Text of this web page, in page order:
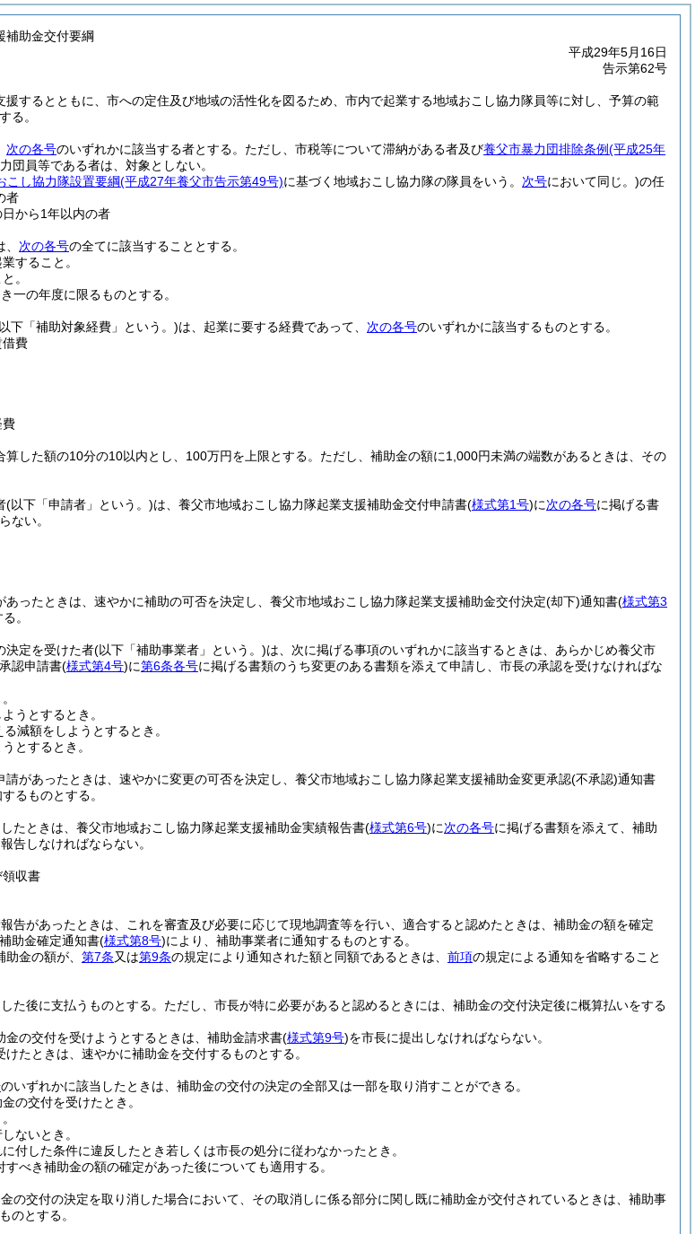
補助金交付要綱
平成29年5月16日
告示第62号
するとともに、市への定住及び地域の活性化を図るため、市内で起業する地域おこし協力隊員等に対し、予算の範
る。
次の各号のいずれかに該当する者とする。 ただし、市税等について滞納がある者及び養父市暴力団排除条例(平成25年
団員等である者は、対象としない。
こし協力隊設置要綱(平成27年養父市告示第49号)に基づく地域おこし協力隊の隊員をいう。 次号において同じ。)の任
者
から1年以内の者
次の各号の全てに該当することとする。
すること。
。
一の年度に限るものとする。
下「補助対象経費」という。)は、起業に要する経費であって、 次の各号のいずれかに該当するものとする。
借費
費
した額の10分の10以内とし、100万円を上限とする。 ただし、補助金の額に1,000円未満の端数があるときは、その
(以下「申請者」という。)は、養父市地域おこし協力隊起業支援補助金交付申請書(様式第1号)に次の各号に掲げる書
ない。
あったときは、速やかに補助の可否を決定し、養父市地域おこし協力隊起業支援補助金交付決定(却下)通知書(様式第3
。
決定を受けた者(以下「補助事業者」という。)は、次に掲げる事項のいずれかに該当するときは、あらかじめ養父市
認申請書(様式第4号)に第6条各号に掲げる書類のうち変更のある書類を添えて申請し、市長の承認を受けなければな
うとするとき。
減額をしようとするとき。
とするとき。
請があったときは、速やかに変更の可否を決定し、養父市地域おこし協力隊起業支援補助金変更承認(不承認)通知書
るものとする。
たときは、養父市地域おこし協力隊起業支援補助金実績報告書(様式第6号)に次の各号に掲げる書類を添えて、補助
告しなければならない。
収書
告があったときは、これを審査及び必要に応じて現地調査等を行い、適合すると認めたときは、補助金の額を確定
助金確定通知書(様式第8号)により、補助事業者に通知するものとする。
金の額が、 第7条又は第9条の規定により通知された額と同額であるときは、 前項の規定による通知を省略すること
た後に支払うものとする。 ただし、市長が特に必要があると認めるときには、補助金の交付決定後に概算払いをする
金の交付を受けようとするときは、補助金請求書(様式第9号)を市長に提出しなければならない。
たときは、速やかに補助金を交付するものとする。
のいずれかに該当したときは、補助金の交付の決定の全部又は一部を取り消すことができる。
の交付を受けたとき。
ないとき。
付した条件に違反したとき若しくは市長の処分に従わなかったとき。
べき補助金の額の確定があった後についても適用する。
の交付の決定を取り消した場合において、その取消しに係る部分に関し既に補助金が交付されているときは、補助事
のとする。